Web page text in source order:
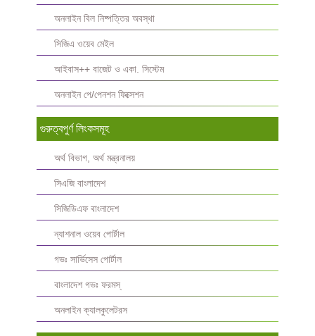
অনলাইন বিল নিষ্পত্তির অবস্থা
সিজিএ ওয়েব মেইল
আইবাস++ বাজেট ও একা. সিস্টেম
অনলাইন পে/পেনশন ফিক্সেশন
গুরুত্বপুর্ণ লিংকসমূহ
অর্থ বিভাগ, অর্থ মন্ত্রনালয়
সিএজি বাংলাদেশ
সিজিডিএফ বাংলাদেশ
ন্যাশনাল ওয়েব পোর্টাল
গভঃ সার্ভিসেস পোর্টাল
বাংলাদেশ গভঃ ফরমস্‌
অনলাইন ক্যালকুলেটরস